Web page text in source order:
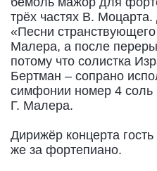
трёх частях В.
«Песни
Малера, а после
потому что солистка
Бертман – сопрано
симфонии номер 4 соль
Г. Малера.
Дирижёр концерта
же за фортепиано.